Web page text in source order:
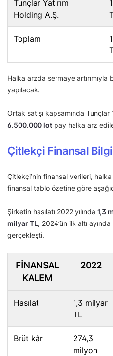
Tunçlar Yatırım
Holding A.Ş.
Toplam
Halka arzda sermaye
yapılacak.
Ortak satışı kapsamında Tunçlar
6.500.000 lot pay halka arz
Çitlekçi Finansal
Çitlekçi’nin finansal verileri,
finansal tablo özetine göre
Şirketin hasılatı 2022 yılında 1,3
milyar TL, 2024’ün ilk altı ayında
gerçekleşti.
FINANSAL
KALEM
2022
Hasılat
1,3 milyar
TL
Brüt kâr
274,3
milyon